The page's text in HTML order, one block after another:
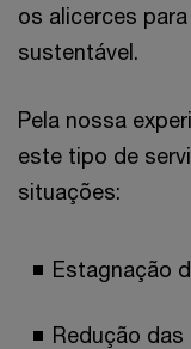
os alicerces
sustentável.
Pela nossa
este tipo de
situações:
Estagnação
Redução